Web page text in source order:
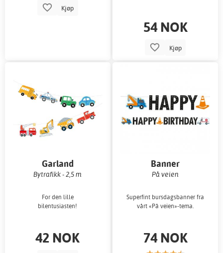
Kjøp
54 NOK
Kjøp
Garland
Bytrafikk - 2,5 m
For den lille
bilentusiasten!
42 NOK
Banner
På veien
Superfint bursdagsbanner fra
vårt «På veien»-tema.
74 NOK